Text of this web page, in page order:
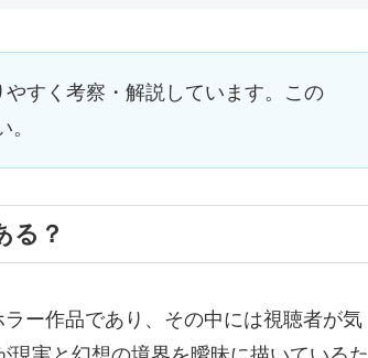
すく考察・解説しています。この
る？
ー作品であり、その中には視聴者が気